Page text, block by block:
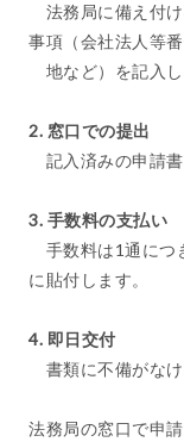
法務局に備え付
事項（会社法人等
地など）を記入し
2. 窓口での提出
記入済みの申請書
3. 手数料の支払い
手数料は1通につ
に貼付します。
4. 即日交付
書類に不備がなけ
法務局の窓口で申